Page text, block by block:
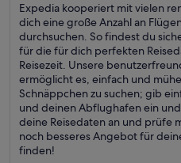
Expedia kooperiert mit vielen
dich eine große Anzahl an
durchsuchen. So findest du
für die für dich perfekten
Reisezeit. Unsere
ermöglicht es, einfach und
Schnäppchen zu suchen; gib
und deinen Abflughafen ein
deine Reisedaten an und prüfe
noch besseres Angebot für
finden!